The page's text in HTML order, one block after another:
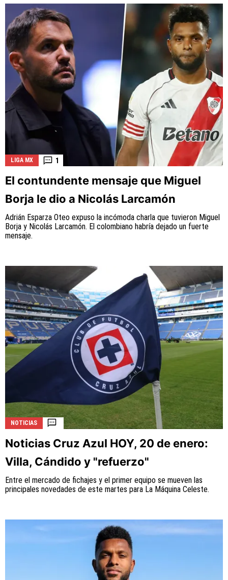
Club.
Esta sección no tiene relación alguna con el Club.
Para visitar el sitio oficial
haz click aquí
Términos y Condiciones
Políticas de Privacidad
Política Editorial
Ad Choices
Vamos Azul, al igual que Futbol Sites, es una
compañía perteneciente a Better Collective.
Todos los derechos reservados.
La aceptación de una de las ofertas presentadas en esta
puede influir en cómo y dónde aparecen los operadores de
juego en la página y en el orden en que aparecen, pero no
LIGA MX 1
El contundente mensaje que Miguel
Borja le dio a Nicolás Larcamón
Adrián Esparza Oteo expuso la incómoda charla que tuvieron Miguel
Borja y Nicolás Larcamón. El colombiano habría dejado un fuerte
mensaje.
NOTICIAS
Noticias Cruz Azul HOY, 20 de enero:
Villa, Cándido y "refuerzo"
Entre el mercado de fichajes y el primer equipo se mueven las
principales novedades de este martes para La Máquina Celeste.